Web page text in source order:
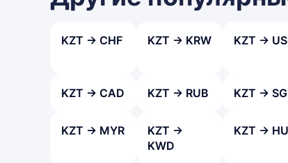
KZT → CHF KZT → KRW KZT →
KZT → CAD KZT → RUB KZT →
KZT → MYR
KZT →
KWD
KZT →